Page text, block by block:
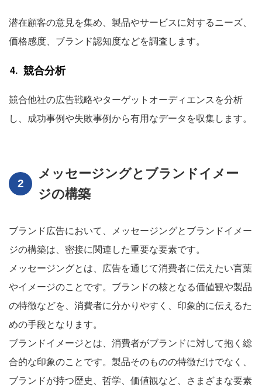
潜在顧客の意見を集め、製品やサービスに対するニーズ、
価格感度、ブランド認知度などを調査します。
競合分析
競合他社の広告戦略やターゲットオーディエンスを分析
し、成功事例や失敗事例から有用なデータを収集します。
メッセージングとブランドイメー
ジの構築
ブランド広告において、メッセージングとブランドイメー
ジの構築は、密接に関連した重要な要素です。
メッセージングとは、広告を通じて消費者に伝えたい言葉
やイメージのことです。ブランドの核となる価値観や製品
の特徴などを、消費者に分かりやすく、印象的に伝えるた
めの手段となります。
ブランドイメージとは、消費者がブランドに対して抱く総
合的な印象のことです。製品そのものの特徴だけでなく、
ブランドが持つ歴史、哲学、価値観など、さまざまな要素